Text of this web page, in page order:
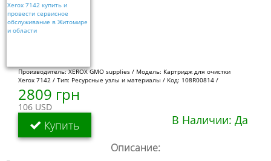
Производитель: XEROX GMO supplies / Модель: Картридж для очистки
Xerox 7142 / Тип: Ресурсные узлы и материалы / Код: 108R00814 /
2809 грн
106 USD
Купить В Наличии: Да
Описание: